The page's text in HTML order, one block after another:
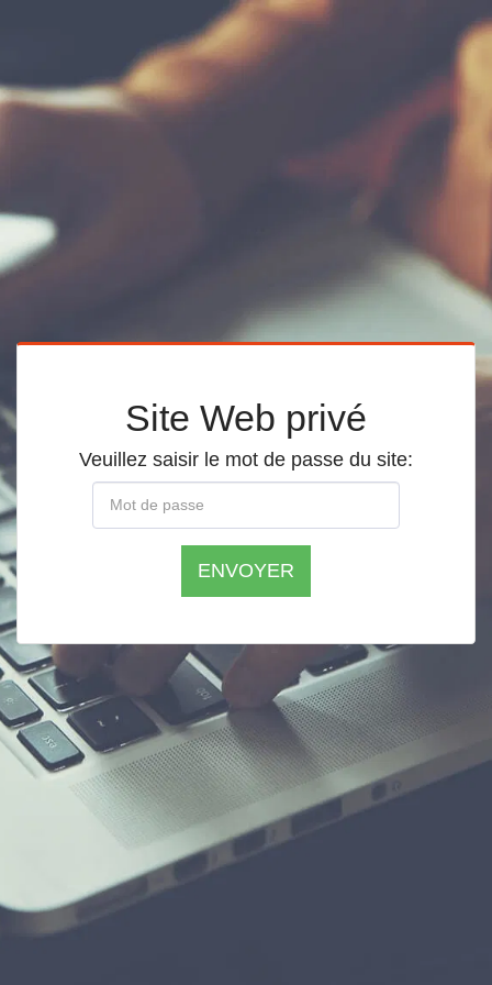
Site Web privé
Veuillez saisir le mot de passe du site:
ENVOYER